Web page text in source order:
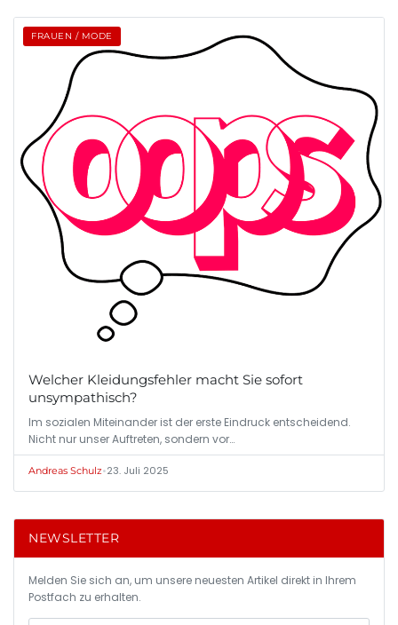
FRAUEN / MODE
Welcher Kleidungsfehler macht Sie sofort
unsympathisch?
Im sozialen Miteinander ist der erste Eindruck entscheidend.
Nicht nur unser Auftreten, sondern vor…
Andreas Schulz•23. Juli 2025
NEWSLETTER
Melden Sie sich an, um unsere neuesten Artikel direkt in Ihrem
Postfach zu erhalten.